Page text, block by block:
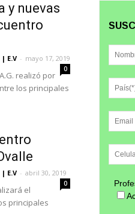
y nuevas
E.V - mayo 17, 2019
0
realizó por
los principales
E.V - abril 30, 2019
0
el
principales